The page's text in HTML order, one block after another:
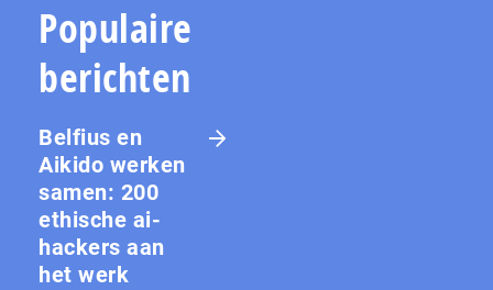
Populaire
berichten
Belfius en
Aikido werken
samen: 200
ethische ai-
hackers aan
het werk